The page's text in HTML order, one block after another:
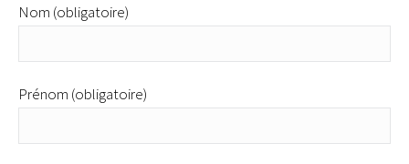
Nom (obligatoire)
Prénom (obligatoire)